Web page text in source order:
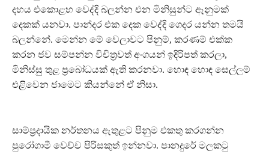
දහය එකොළහ වෙද්දි බලන්න එන මිනිසුන්ට ඈනුමක්
දෙකක් යනවා. පාන්දර එක දෙක වෙද්දි ගෙදර යන්න තමයි
බලන්නේ. මෙන්න මේ වෙලාවට පිනුම්, කරණම් එක්ක
කරන ජව සම්පන්න විචිත්‍රවත් අංගයන් ඉදිරිපත් කරලා,
මිනිස්සු තුළ ප්‍රබෝධයක් ඇති කරනවා. හොඳ හොඳ සෙල්ලම්
එළිවෙන ජාමෙට කියන්නේ ඒ නිසා.
සාම්ප්‍රදායික නර්තනය ඇතුළට පිනුම එකතු කරගන්න
පුරෝගාමී වෙච්ච පිරිසකුත් ඉන්නවා. පානදුරේ මලකටු